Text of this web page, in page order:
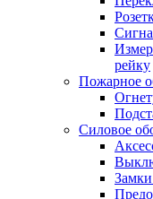
рейку
Пожарное
Силовое